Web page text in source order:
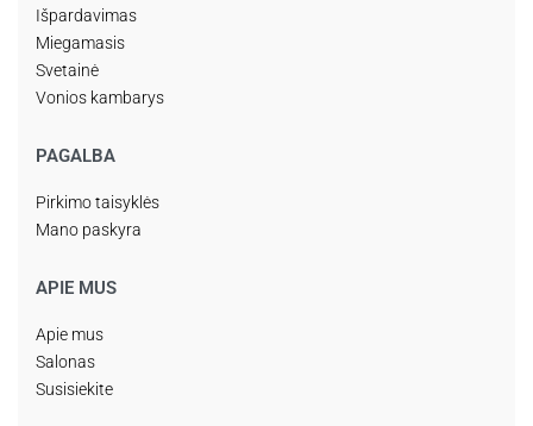
Išpardavimas
Miegamasis
Svetainė
Vonios kambarys
PAGALBA
Pirkimo taisyklės
Mano paskyra
APIE MUS
Apie mus
Salonas
Susisiekite